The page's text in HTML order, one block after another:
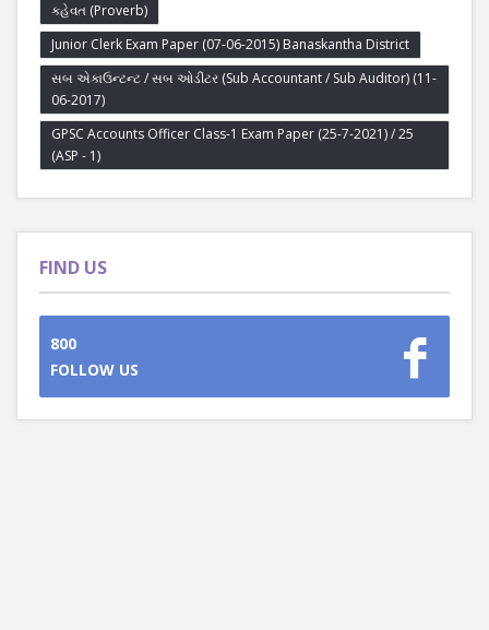
કહેવત (Proverb)
Junior Clerk Exam Paper (07-06-2015) Banaskantha District
સબ એકાઉન્ટન્ટ / સબ ઓડીટર (Sub Accountant / Sub Auditor) (11-
06-2017)
GPSC Accounts Officer Class-1 Exam Paper (25-7-2021) / 25
(ASP - 1)
FIND US
800
FOLLOW US